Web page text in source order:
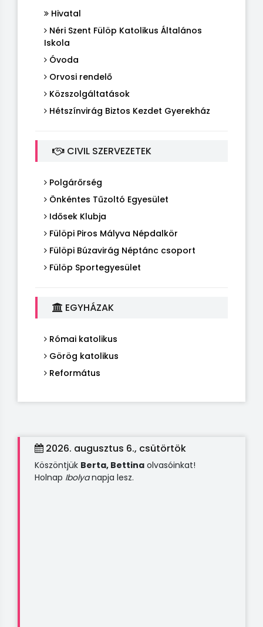
Hivatal
Néri Szent Fülöp Katolikus Általános
Iskola
Óvoda
Orvosi rendelő
Közszolgáltatások
Hétszínvirág Biztos Kezdet Gyerekház
CIVIL SZERVEZETEK
Polgárőrség
Önkéntes Tűzoltó Egyesület
Idősek Klubja
Fülöpi Piros Mályva Népdalkör
Fülöpi Búzavirág Néptánc csoport
Fülöp Sportegyesület
EGYHÁZAK
Római katolikus
Görög katolikus
Református
2026. augusztus 6., csütörtök
Köszöntjük Berta, Bettina olvasóinkat!
Holnap Ibolyanapja lesz.